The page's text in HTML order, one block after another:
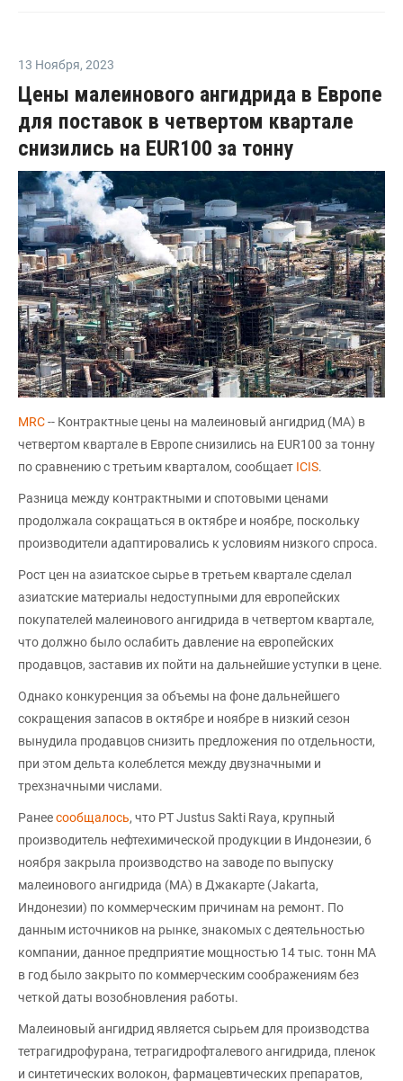
13 Ноября, 2023
Цены малеинового ангидрида в Европе
для поставок в четвертом квартале
снизились на EUR100 за тонну
MRC-- Контрактные цены на малеиновый ангидрид (МА) в
четвертом квартале в Европе снизились на EUR100 за тонну
по сравнению с третьим кварталом, сообщает ICIS.
Разница между контрактными и спотовыми ценами
продолжала сокращаться в октябре и ноябре, поскольку
производители адаптировались к условиям низкого спроса.
Рост цен на азиатское сырье в третьем квартале сделал
азиатские материалы недоступными для европейских
покупателей малеинового ангидрида в четвертом квартале,
что должно было ослабить давление на европейских
продавцов, заставив их пойти на дальнейшие уступки в цене.
Однако конкуренция за объемы на фоне дальнейшего
сокращения запасов в октябре и ноябре в низкий сезон
вынудила продавцов снизить предложения по отдельности,
при этом дельта колеблется между двузначными и
трехзначными числами.
Ранеесообщалось, что PT Justus Sakti Raya, крупный
производитель нефтехимической продукции в Индонезии, 6
ноября закрыла производство на заводе по выпуску
малеинового ангидрида (МА) в Джакарте (Jakarta,
Индонезии) по коммерческим причинам на ремонт. По
данным источников на рынке, знакомых с деятельностью
компании, данное предприятие мощностью 14 тыс. тонн МА
в год было закрыто по коммерческим соображениям без
четкой даты возобновления работы.
Малеиновый ангидрид является сырьем для производства
тетрагидрофурана, тетрагидрофталевого ангидрида, пленок
и синтетических волокон, фармацевтических препаратов,